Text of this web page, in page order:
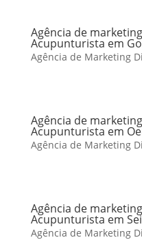
Agência de
Acupunturista em
Agência de Marketing
Agência de
Acupunturista em
Agência de Marketing
Agência de
Acupunturista em
Agência de Marketing